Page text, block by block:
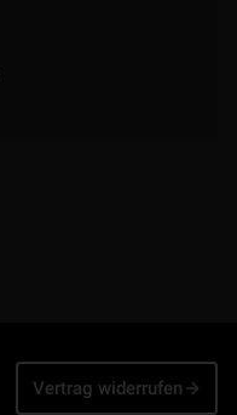
Vertrag widerrufen